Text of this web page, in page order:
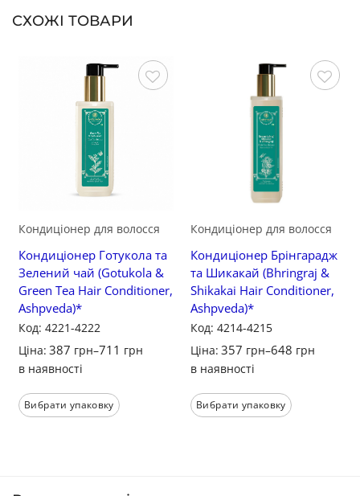
СХОЖІ ТОВАРИ
Зберегти
Кондиціонер для волосся
Кондиціонер Готукола та
Зелений чай (Gotukola &
Green Tea Hair Conditioner,
Ashpveda)*
Код: 4221-4222
Ціна: 387 грн–711 грн
в наявності
Вибрати упаковку
Зберегти
Кондиціонер для волосся
Кондиціонер Брінгарадж
та Шикакай (Bhringraj &
Shikakai Hair Conditioner,
Ashpveda)*
Код: 4214-4215
Ціна: 357 грн–648 грн
в наявності
Вибрати упаковку